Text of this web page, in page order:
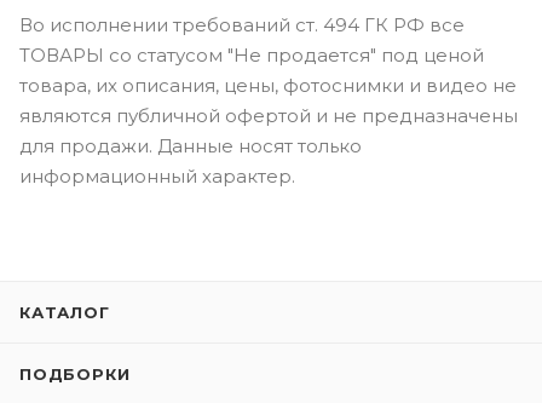
Во исполнении требований ст. 494 ГК РФ все
ТОВАРЫ со статусом "Не продается" под ценой
товара, их описания, цены, фотоснимки и видео не
являются публичной офертой и не предназначены
для продажи. Данные носят только
информационный характер.
КАТАЛОГ
ПОДБОРКИ